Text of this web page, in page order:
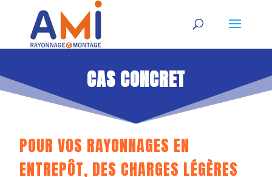
CAS CONCRET
POUR VOS RAYONNAGES EN
ENTREPÔT, DES CHARGES LÉGÈRES